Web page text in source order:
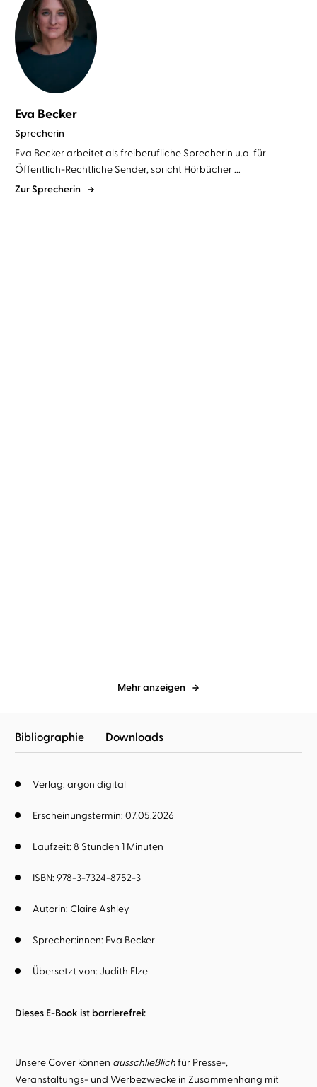
Eva Becker
Sprecherin
Eva Becker arbeitet als freiberufliche Sprecherin u.a. für
Öffentlich-Rechtliche Sender, spricht Hörbücher ...
Zur Sprecherin
Mehr anzeigen
Bibliographie Downloads
Verlag: argon digital
Übersetzt von: Judith Elze
Erscheinungstermin: 07.05.2026
Laufzeit: 8 Stunden 1 Minuten
ISBN: 978-3-7324-8752-3
Autorin: Claire Ashley
Sprecher:innen: Eva Becker
Dieses E-Book ist barrierefrei:
Unsere Cover können ausschließlichfür Presse-,
Veranstaltungs- und Werbezwecke in Zusammenhang mit